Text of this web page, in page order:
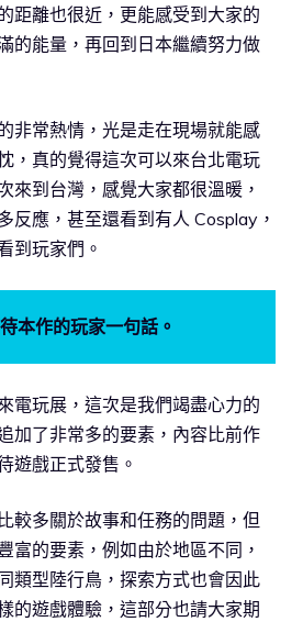
距離也很近，更能感受到大家的
的能量，再回到日本繼續努力做
非常熱情，光是走在現場就能感
，真的覺得這次可以來台北電玩
來到台灣，感覺大家都很溫暖，
反應，甚至還看到有人 Cosplay，
到玩家們。
本作的玩家一句話。
電玩展，這次是我們竭盡心力的
加了非常多的要素，內容比前作
遊戲正式發售。
較多關於故事和任務的問題，但
富的要素，例如由於地區不同，
類型陸行鳥，探索方式也會因此
的遊戲體驗，這部分也請大家期